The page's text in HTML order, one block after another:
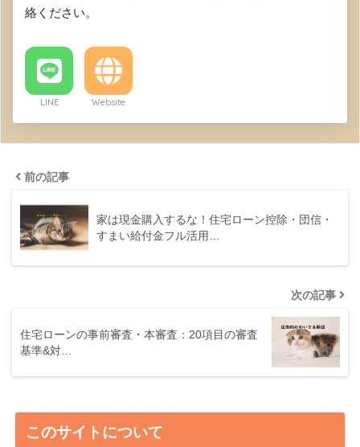
絡ください。
LINE Website
前の記事
家は現金購入するな！住宅ローン控除・団信・
すまい給付金フル活用…
次の記事
住宅ローンの事前審査・本審査：20項目の審査
基準&対…
このサイトについて